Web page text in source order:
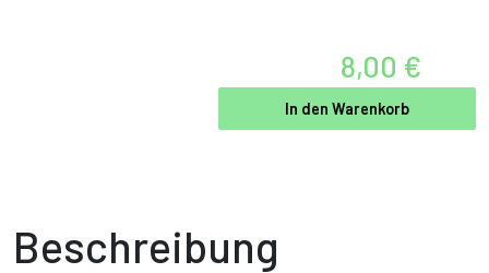
8,00 €
In den Warenkorb
Beschreibung